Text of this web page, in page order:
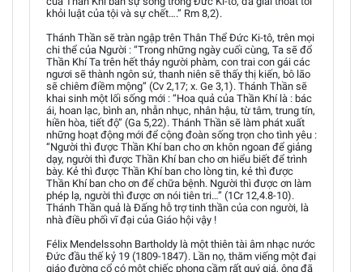
khỏi luật của tội và sự chết….” Rm 8,2).
Thánh Thần sẽ tràn ngập trên Thân Thể Đức Ki-tô, trên mọi
chi thể của Người : “Trong những ngày cuối cùng, Ta sẽ đổ
Thần Khí Ta trên hết thảy người phàm, con trai con gái các
ngươi sẽ thành ngôn sứ, thanh niên sẽ thấy thị kiến, bô lão
sẽ chiêm điềm mộng” (Cv 2,17; x. Ge 3,1). Thánh Thần sẽ
khai sinh một lối sống mới : “Hoa quả của Thần Khí là : bác
ái, hoan lạc, bình an, nhẫn nhục, nhân hậu, từ tâm, trung tín,
hiền hòa, tiết độ” (Ga 5,22). Thánh Thần sẽ làm phát xuất
những hoạt động mới để cộng đoàn sống trọn cho tình yêu :
“Người thì được Thần Khí ban cho ơn khôn ngoan để giảng
dạy, người thì được Thần Khí ban cho ơn hiểu biết để trình
bày. Kẻ thì được Thần Khí ban cho lòng tin, kẻ thì được
Thần Khí ban cho ơn để chữa bệnh. Người thì được ơn làm
phép lạ, người thì được ơn nói tiên tri…” (1Cr 12,4.8-10).
Thánh Thần quả là Đấng hỗ trợ tinh thần của con người, là
nhà điều phối vĩ đại của Giáo hội vậy !
Félix Mendelssohn Bartholdy là một thiên tài âm nhạc nước
Đức đầu thế kỷ 19 (1809-1847). Lần nọ, thăm viếng một đại
giáo đường cổ có một chiếc phong cầm rất quý giá, ông đã